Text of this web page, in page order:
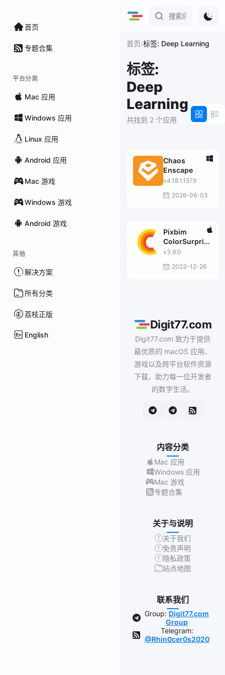
首页
专题合集
平台分类
Mac 应用
Windows 应用
Linux 应用
Android 应用
Mac 游戏
Windows 游戏
Android 游戏
其他
解决方案
所有分类
荔枝正版
English
首页/标签: Deep Learning
标签:
Deep
Learning
共找到 2 个应用
Chaos
Enscape
v4.18.1.1579
2026-06-03
Pixbim
ColorSurprise
AI
v3.9.0
2023-12-26
Digit77.com
Digit77.com 致力于提供
最优质的 macOS 应用、
游戏以及跨平台软件资源
下载，助力每一位开发者
的数字生活。
内容分类
Mac 应用
Windows 应用
Mac 游戏
专题合集
关于与说明
关于我们
免责声明
隐私政策
站点地图
联系我们
Group: Digit77.com
Group
Telegram:
@Rhin0cer0s2020